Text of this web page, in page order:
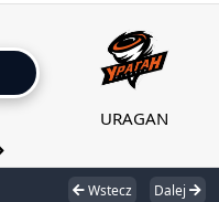
URAGAN
Wstecz Dalej